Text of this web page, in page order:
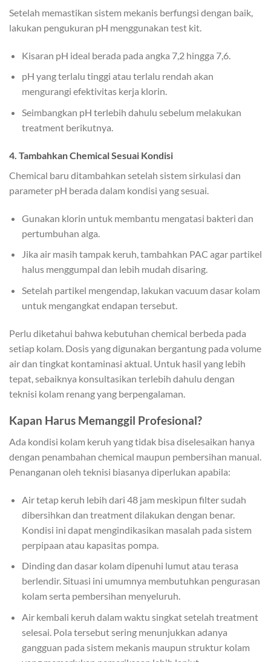
Setelah memastikan sistem mekanis berfungsi dengan baik,
lakukan pengukuran pH menggunakan test kit.
Kisaran pH ideal berada pada angka 7,2 hingga 7,6.
pH yang terlalu tinggi atau terlalu rendah akan
mengurangi efektivitas kerja klorin.
Seimbangkan pH terlebih dahulu sebelum melakukan
treatment berikutnya.
4. Tambahkan Chemical Sesuai Kondisi
Chemical baru ditambahkan setelah sistem sirkulasi dan
parameter pH berada dalam kondisi yang sesuai.
Gunakan klorin untuk membantu mengatasi bakteri dan
pertumbuhan alga.
Jika air masih tampak keruh, tambahkan PAC agar partikel
halus menggumpal dan lebih mudah disaring.
Setelah partikel mengendap, lakukan vacuum dasar kolam
untuk mengangkat endapan tersebut.
Perlu diketahui bahwa kebutuhan chemical berbeda pada
setiap kolam. Dosis yang digunakan bergantung pada volume
air dan tingkat kontaminasi aktual. Untuk hasil yang lebih
tepat, sebaiknya konsultasikan terlebih dahulu dengan
teknisi kolam renang yang berpengalaman.
Kapan Harus Memanggil Profesional?
Ada kondisi kolam keruh yang tidak bisa diselesaikan hanya
dengan penambahan chemical maupun pembersihan manual.
Penanganan oleh teknisi biasanya diperlukan apabila:
Air tetap keruh lebih dari 48 jam meskipun filter sudah
dibersihkan dan treatment dilakukan dengan benar.
Kondisi ini dapat mengindikasikan masalah pada sistem
perpipaan atau kapasitas pompa.
Dinding dan dasar kolam dipenuhi lumut atau terasa
berlendir. Situasi ini umumnya membutuhkan pengurasan
kolam serta pembersihan menyeluruh.
Air kembali keruh dalam waktu singkat setelah treatment
selesai. Pola tersebut sering menunjukkan adanya
gangguan pada sistem mekanis maupun struktur kolam